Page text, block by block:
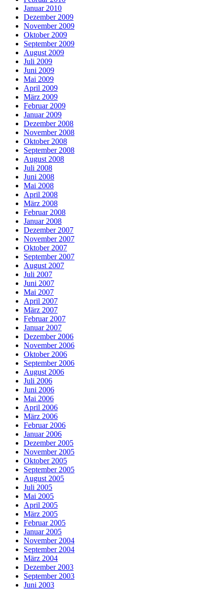
Januar 2010
Dezember 2009
November 2009
Oktober 2009
September 2009
August 2009
Juli 2009
Juni 2009
Mai 2009
April 2009
März 2009
Februar 2009
Januar 2009
Dezember 2008
November 2008
Oktober 2008
September 2008
August 2008
Juli 2008
Juni 2008
Mai 2008
April 2008
März 2008
Februar 2008
Januar 2008
Dezember 2007
November 2007
Oktober 2007
September 2007
August 2007
Juli 2007
Juni 2007
Mai 2007
April 2007
März 2007
Februar 2007
Januar 2007
Dezember 2006
November 2006
Oktober 2006
September 2006
August 2006
Juli 2006
Juni 2006
Mai 2006
April 2006
März 2006
Februar 2006
Januar 2006
Dezember 2005
November 2005
Oktober 2005
September 2005
August 2005
Juli 2005
Mai 2005
April 2005
März 2005
Februar 2005
Januar 2005
November 2004
September 2004
März 2004
Dezember 2003
September 2003
Juni 2003